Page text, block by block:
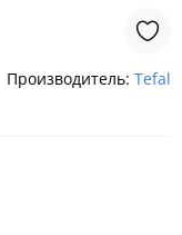
Производитель: Tefal